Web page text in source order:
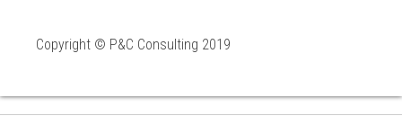
Copyright © P&C Consulting 2019